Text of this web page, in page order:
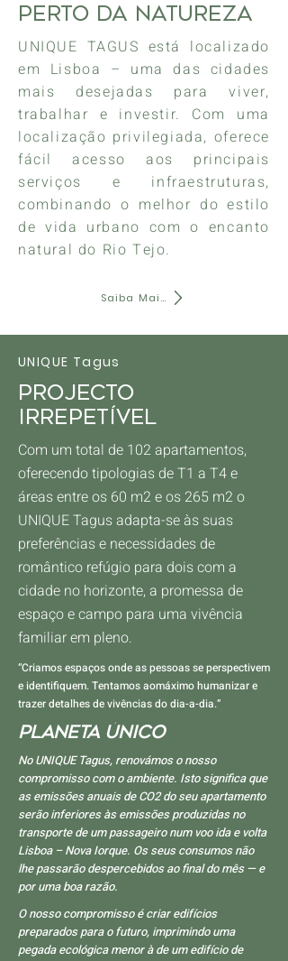
Perto da Natureza
UNIQUE TAGUS está localizado
em Lisboa – uma das cidades
mais desejadas para viver,
trabalhar e investir. Com uma
localização privilegiada, oferece
fácil acesso aos principais
serviços e infraestruturas,
combinando o melhor do estilo
de vida urbano com o encanto
natural do Rio Tejo.
Saiba Mais
UNIQUE Tagus
Projecto
irrepetível
Com um total de 102 apartamentos,
oferecendo tipologias de T1 a T4 e
áreas entre os 60 m2 e os 265 m2 o
UNIQUE Tagus adapta-se às suas
preferências e necessidades de
romântico refúgio para dois com a
cidade no horizonte, a promessa de
espaço e campo para uma vivência
familiar em pleno.
“Criamos espaços onde as pessoas se perspectivem
e identifiquem. Tentamos aomáximo humanizar e
trazer detalhes de vivências do dia-a-dia.”
planeta único
No UNIQUE Tagus, renovámos o nosso
compromisso com o ambiente. Isto significa que
as emissões anuais de CO2 do seu apartamento
serão inferiores às emissões produzidas no
transporte de um passageiro num voo ida e volta
Lisboa – Nova Iorque. Os seus consumos não
lhe passarão despercebidos ao final do mês — e
por uma boa razão.
O nosso compromisso é criar edifícios
preparados para o futuro, imprimindo uma
pegada ecológica menor à de um edifício de